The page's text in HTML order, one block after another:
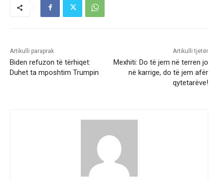
Artikulli paraprak
Biden refuzon të tërhiqet:
Duhet ta mposhtim Trumpin
Artikulli tjetër
Mexhiti: Do të jem në terren jo
në karrige, do të jem afër
qytetarëve!